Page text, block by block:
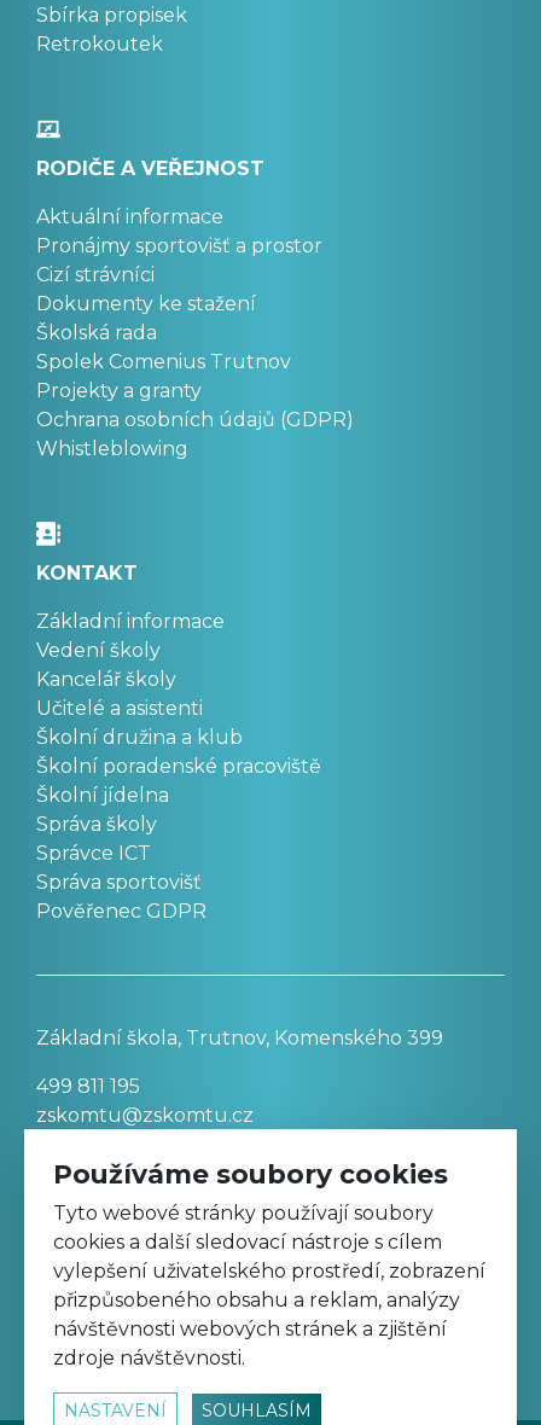
Sbírka propisek
Retrokoutek
RODIČE A VEŘEJNOST
Aktuální informace
Pronájmy sportovišť a prostor
Cizí strávníci
Dokumenty ke stažení
Školská rada
Spolek Comenius Trutnov
Projekty a granty
Ochrana osobních údajů (GDPR)
Whistleblowing
KONTAKT
Základní informace
Vedení školy
Kancelář školy
Učitelé a asistenti
Školní družina a klub
Školní poradenské pracoviště
Školní jídelna
Správa školy
Správce ICT
Správa sportovišť
Pověřenec GDPR
Základní škola, Trutnov, Komenského 399
499 811 195
zskomtu@zskomtu.cz
Prohlášení o přístupnosti stránek
Nastavení cookies
Sledujte nás na Facebooku
Používáme soubory cookies
Tyto webové stránky používají soubory
cookies a další sledovací nástroje s cílem
vylepšení uživatelského prostředí, zobrazení
přizpůsobeného obsahu a reklam, analýzy
návštěvnosti webových stránek a zjištění
zdroje návštěvnosti.
NASTAVENÍ SOUHLASÍM